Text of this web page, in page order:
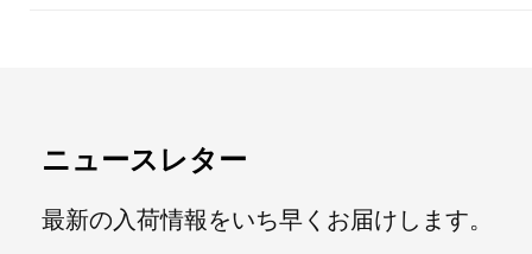
ニュースレター
最新の入荷情報をいち早くお届けします。